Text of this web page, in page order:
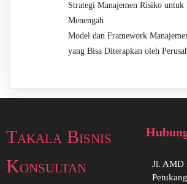
Strategi Manajemen Risiko
Menengah
Model dan Framework
yang Bisa Diterapkan oleh
Takala Bisnis
Konsultan
Jl. AMD